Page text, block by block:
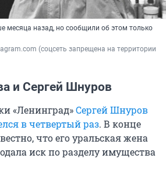
месяца назад, но сообщили об этом только
(соцсеть запрещена на территории
и Сергей Шнуров
«Ленинград»Сергей Шнуров
в четвертый раз. В конце
что его уральская жена
иск по разделу имущества